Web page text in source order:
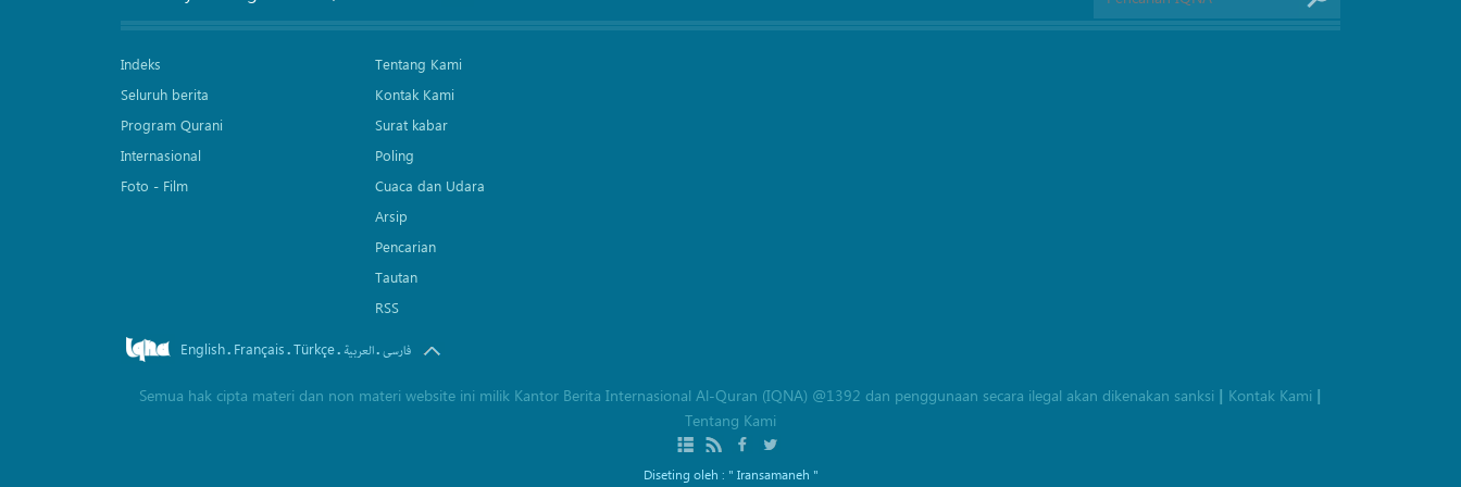
Indeks
Seluruh berita
Program Qurani
Internasional
Foto - Film
Tentang Kami
Kontak Kami
Surat kabar
Poling
Cuaca dan Udara
Arsip
Pencarian
Tautan
RSS
English. Français.Türkçe. العربیة.فارسی
Semua hak cipta materi dan non materi website ini milik Kantor Berita Internasional Al-Quran (IQNA) @1392 dan penggunaan secara ilegal akan dikenakan sanksi | Kontak Kami |
Tentang Kami
Diseting oleh : " Iransamaneh "